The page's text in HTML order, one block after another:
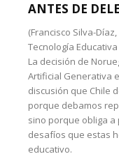
ANTES DE
(Francisco Silva-
Tecnología
La decisión de
Artificial Generativa
discusión que Chile
porque debamos
sino porque obliga
desafíos que estas
educativo.